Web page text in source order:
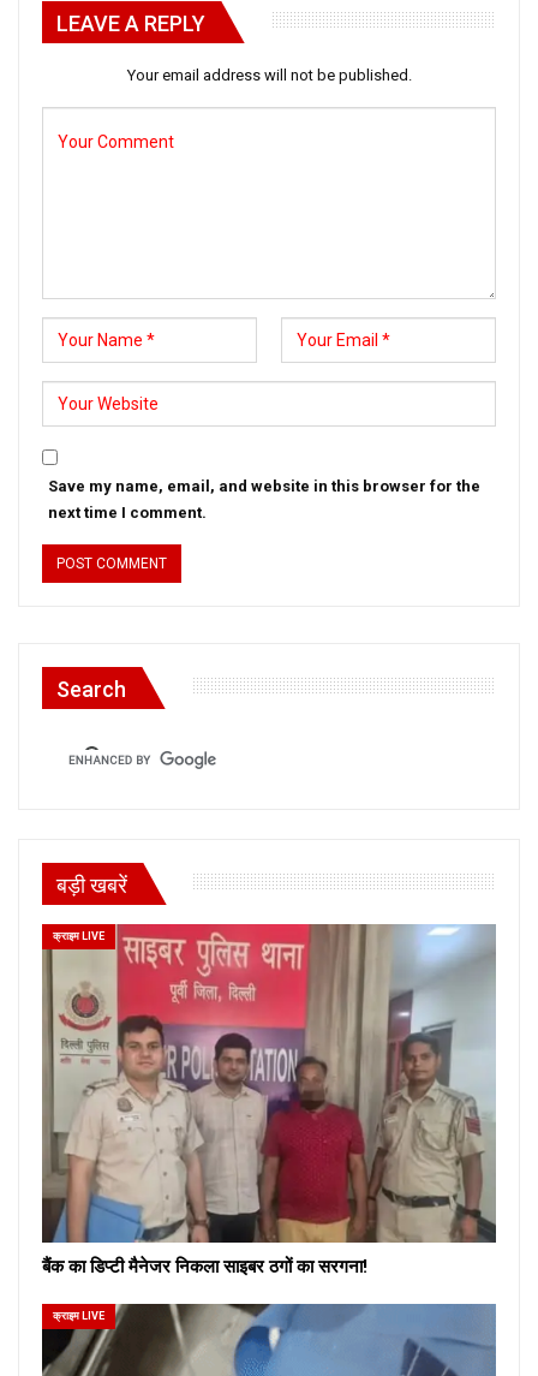
LEAVE A REPLY
Your email address will not be published.
Save my name, email, and website in this browser for the
next time I comment.
Search
बड़ी खबरें
क्राइम LIVE
बैंक का डिप्टी मैनेजर निकला साइबर ठगों का सरगना!
क्राइम LIVE